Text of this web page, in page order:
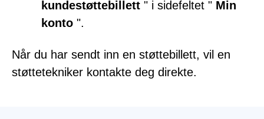
kundestøttebillett " i sidefeltet " Min
konto ".
Når du har sendt inn en støttebillett, vil en
støttetekniker kontakte deg direkte.